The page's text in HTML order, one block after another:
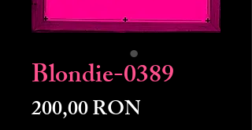
Blondie-0389
200,00 RONPreț